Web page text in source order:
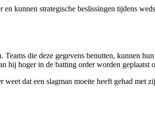
kunnen strategische beslissingen tijdens
die deze gegevens benutten, kunnen
hij hoger in de batting order worden geplaatst
dat een slagman moeite heeft gehad